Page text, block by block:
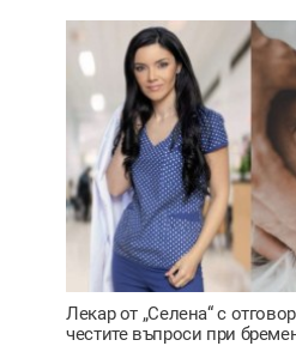
Лекар от „Селена“ с
честите въпроси при